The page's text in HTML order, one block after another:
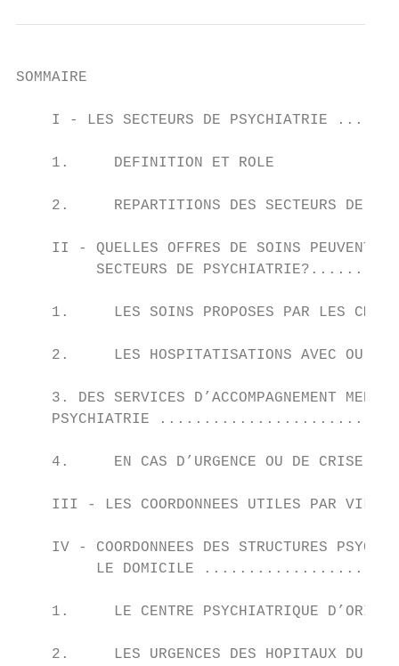
SOMMAIRE
I - LES SECTEURS DE PSYCHIATRIE
    1.     DEFINITION ET ROLE
2.     REPARTITIONS DES SECTEURS DE
II - QUELLES OFFRES DE SOINS PEUVENT
SECTEURS DE
    1.     LES SOINS PROPOSES PAR LES CMP
2.     LES HOSPITATISATIONS AVEC OU
3. DES SERVICES D’ACCOMPAGNEMENT
PSYCHIATRIE
4.     EN CAS D’URGENCE OU DE
III - LES COORDONNEES UTILES PAR
IV - COORDONNEES DES STRUCTURES
LE DOMICILE
1.     LE CENTRE PSYCHIATRIQUE
    2.     LES URGENCES DES HOPITAUX DU 93